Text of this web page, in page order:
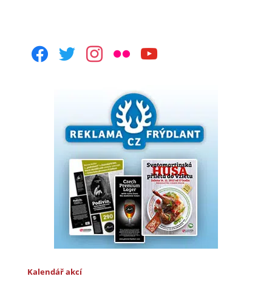
facebooktwitterinstagram
flickr youtube
Kalendář akcí